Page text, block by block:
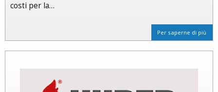
costi per la…
Per saperne di più